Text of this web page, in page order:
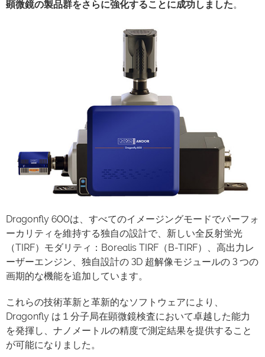
顕微鏡の製品群をさらに強化することに成功しました。
Dragonfly 600は、すべてのイメージングモードでパーフォ
ーカリティを維持する独自の設計で、新しい全反射蛍光
（TIRF）モダリティ：Borealis TIRF（B-TIRF）、高出力レ
ーザーエンジン、独自設計の 3D 超解像モジュールの 3 つの
画期的な機能を追加しています。
これらの技術革新と革新的なソフトウェアにより、
Dragonfly は 1 分子局在顕微鏡検査において卓越した能力
を発揮し、ナノメートルの精度で測定結果を提供すること
が可能になりました。